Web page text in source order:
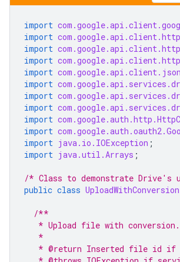
import
import
import
import
import
import
import
import
import
import
import java.io.IOException ;
import java.util.Arrays ;
/* Class to demonstrate Drive's
public class UploadWithConversion
/**
   * Upload file with conversion.
   *
* @return Inserted file id